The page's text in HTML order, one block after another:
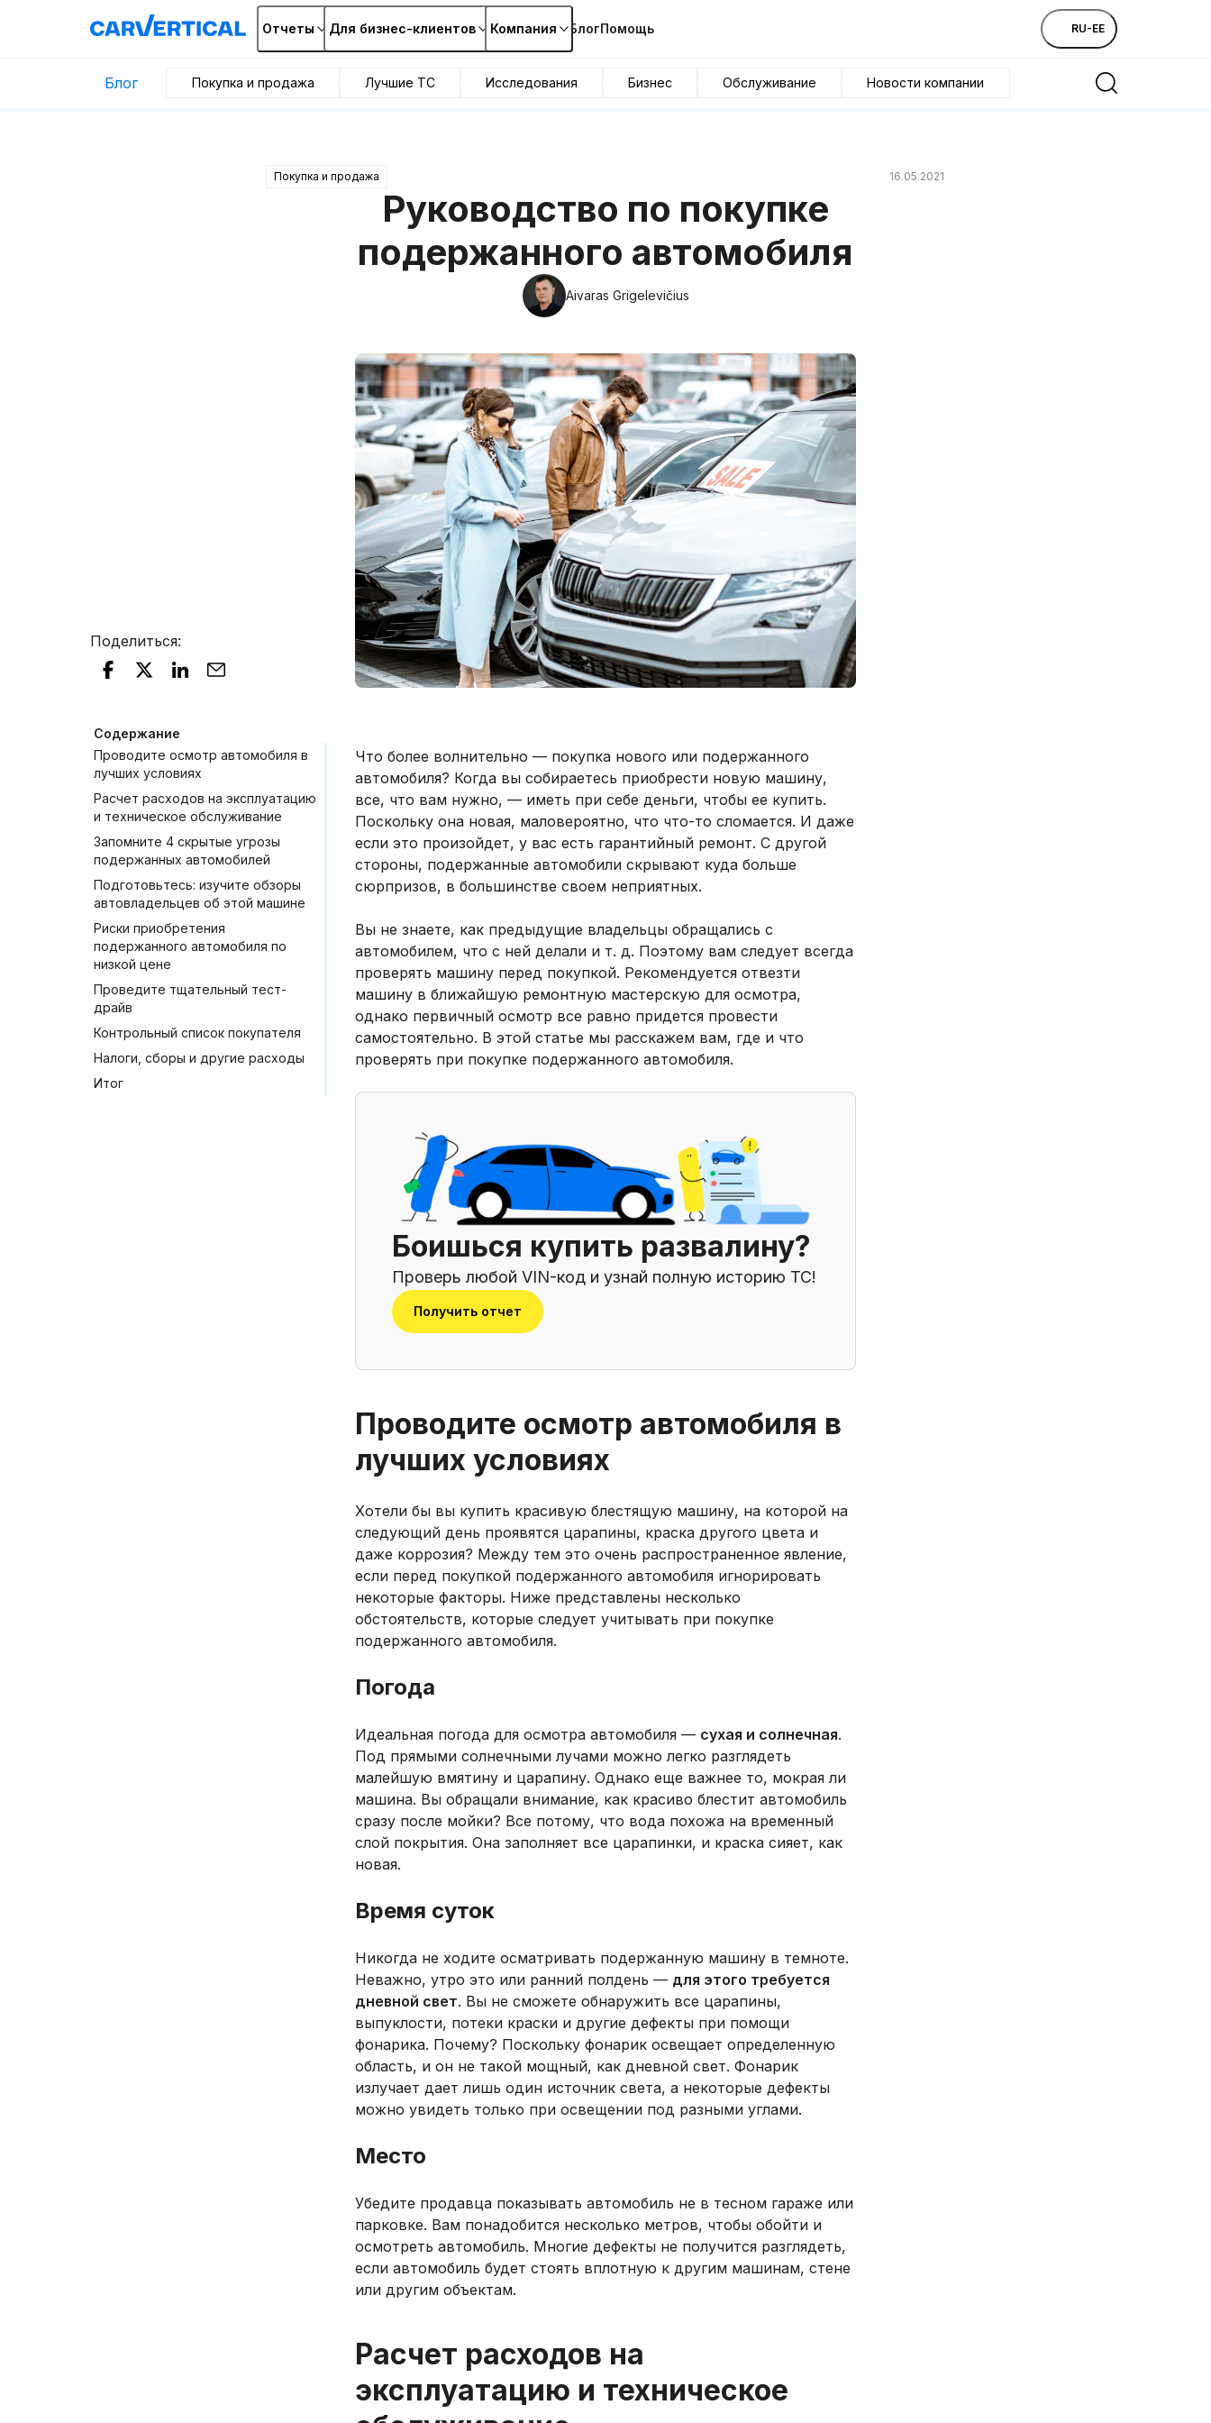
Отчеты Для бизнес-клиентов Компания БлогПомощь RU-EE
Блог Покупка и продажа Лучшие ТС Исследования Бизнес Обслуживание Новости компании
Покупка и продажа 16.05.2021
Руководство по покупке
подержанного автомобиля
Aivaras Grigelevičius
Поделиться:
Содержание
Проводите осмотр автомобиля в
лучших условиях
Расчет расходов на эксплуатацию
и техническое обслуживание
Запомните 4 скрытые угрозы
подержанных автомобилей
Подготовьтесь: изучите обзоры
автовладельцев об этой машине
Риски приобретения
подержанного автомобиля по
низкой цене
Проведите тщательный тест-
драйв
Контрольный список покупателя
Налоги, сборы и другие расходы
Итог
Что более волнительно — покупка нового или подержанного
автомобиля? Когда вы собираетесь приобрести новую машину,
все, что вам нужно, — иметь при себе деньги, чтобы ее купить.
Поскольку она новая, маловероятно, что что-то сломается. И даже
если это произойдет, у вас есть гарантийный ремонт. С другой
стороны, подержанные автомобили скрывают куда больше
сюрпризов, в большинстве своем неприятных.
Вы не знаете, как предыдущие владельцы обращались с
автомобилем, что с ней делали и т. д. Поэтому вам следует всегда
проверять машину перед покупкой. Рекомендуется отвезти
машину в ближайшую ремонтную мастерскую для осмотра,
однако первичный осмотр все равно придется провести
самостоятельно. В этой статье мы расскажем вам, где и что
проверять при покупке подержанного автомобиля.
Боишься купить развалину?
Проверь любой VIN-код и узнай полную историю ТС!
Получить отчет
Проводите осмотр автомобиля в
лучших условиях
Хотели бы вы купить красивую блестящую машину, на которой на
следующий день проявятся царапины, краска другого цвета и
даже коррозия? Между тем это очень распространенное явление,
если перед покупкой подержанного автомобиля игнорировать
некоторые факторы. Ниже представлены несколько
обстоятельств, которые следует учитывать при покупке
подержанного автомобиля.
Погода
Идеальная погода для осмотра автомобиля — сухая и солнечная.
Под прямыми солнечными лучами можно легко разглядеть
малейшую вмятину и царапину. Однако еще важнее то, мокрая ли
машина. Вы обращали внимание, как красиво блестит автомобиль
сразу после мойки? Все потому, что вода похожа на временный
слой покрытия. Она заполняет все царапинки, и краска сияет, как
новая.
Время суток
Никогда не ходите осматривать подержанную машину в темноте.
Неважно, утро это или ранний полдень — для этого требуется
дневной свет. Вы не сможете обнаружить все царапины,
выпуклости, потеки краски и другие дефекты при помощи
фонарика. Почему? Поскольку фонарик освещает определенную
область, и он не такой мощный, как дневной свет. Фонарик
излучает дает лишь один источник света, а некоторые дефекты
можно увидеть только при освещении под разными углами.
Место
Убедите продавца показывать автомобиль не в тесном гараже или
парковке. Вам понадобится несколько метров, чтобы обойти и
осмотреть автомобиль. Многие дефекты не получится разглядеть,
если автомобиль будет стоять вплотную к другим машинам, стене
или другим объектам.
Расчет расходов на
эксплуатацию и техническое